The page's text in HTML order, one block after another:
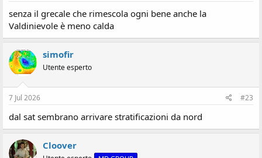
senza il grecale che rimescola ogni bene anche la
Valdinievole è meno calda
simofir
Utente esperto
7 Jul 2026 #23
dal sat sembrano arrivare stratificazioni da nord
Cloover